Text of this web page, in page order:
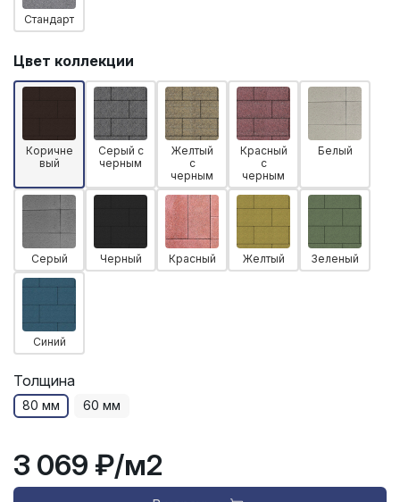
Стандарт
Цвет коллекции
Коричне
вый
Серый с
черным
Желтый
с
черным
Красный
с
черным
Белый
Серый Черный Красный Желтый Зеленый
Синий
Толщина
80 мм 60 мм
3 069 ₽/м2